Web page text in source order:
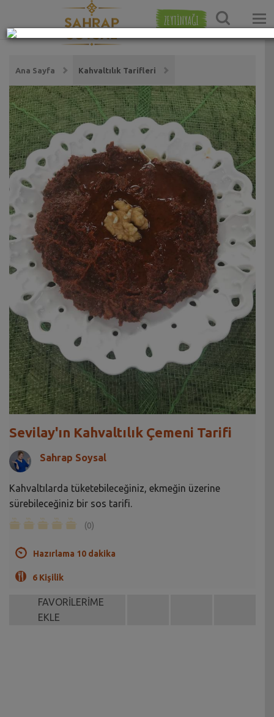
ZEYTİNYAĞI
Ana Sayfa Kahvaltılık Tarifleri
Sevilay'ın Kahvaltılık Çemeni Tarifi
Sahrap Soysal
Kahvaltılarda tüketebileceğiniz, ekmeğin üzerine
sürebileceğiniz bir sos tarifi.
(0)
Hazırlama 10 dakika
6 Kişilik
FAVORİLERİME
EKLE